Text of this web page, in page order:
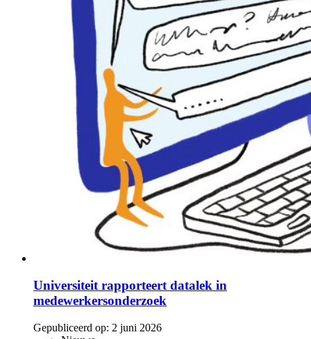
Universiteit rapporteert datalek in
medewerkersonderzoek
Gepubliceerd op: 2 juni 2026